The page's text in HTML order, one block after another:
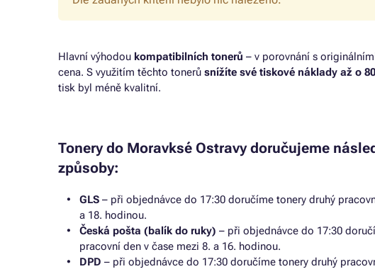
Hlavní výhodou kompatibilních tonerů – v porovnání s
cena. S využitím těchto tonerů snížíte své tiskové náklady až o
tisk byl méně kvalitní.
Tonery do Moravksé Ostravy doručujeme
způsoby:
GLS – při objednávce do 17:30 doručíme tonery druhý
a 18. hodinou.
Česká pošta (balík do ruky) – při objednávce do 17:30
pracovní den v čase mezi 8. a 16. hodinou.
DPD – při objednávce do 17:30 doručíme tonery druhý